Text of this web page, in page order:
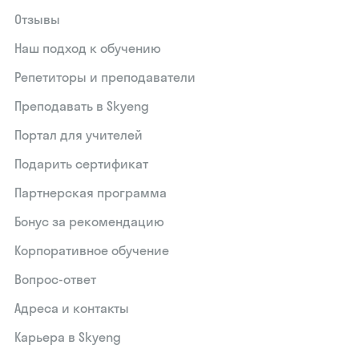
Отзывы
Наш подход к обучению
Репетиторы и преподаватели
Преподавать в Skyeng
Портал для учителей
Подарить сертификат
Партнерская программа
Бонус за рекомендацию
Корпоративное обучение
Вопрос-ответ
Адреса и контакты
Карьера в Skyeng